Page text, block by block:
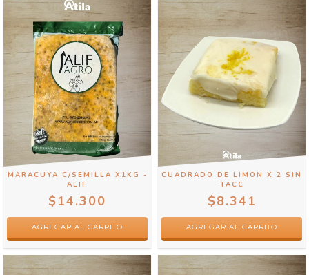
MARACUYA C/SEMILLA X1KG -
ALIF
$14.300
CUADRADO DE LIMON X 2 SIN
TACC
$8.341